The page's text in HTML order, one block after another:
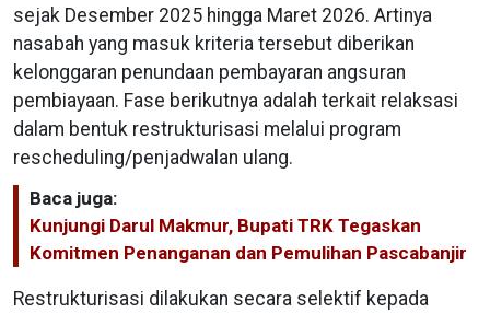
sejak Desember 2025 hingga Maret 2026. Artinya
nasabah yang masuk kriteria tersebut diberikan
kelonggaran penundaan pembayaran angsuran
pembiayaan. Fase berikutnya adalah terkait relaksasi
dalam bentuk restrukturisasi melalui program
rescheduling/penjadwalan ulang.
Baca juga:
Kunjungi Darul Makmur, Bupati TRK Tegaskan
Komitmen Penanganan dan Pemulihan Pascabanjir
Restrukturisasi dilakukan secara selektif kepada